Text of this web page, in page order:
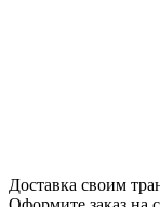
Доставка своим